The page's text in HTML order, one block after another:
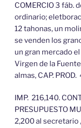
COMERCIO 3 fáb.
ordinario;
12 tahonas, un
se venden los
un gran mercado
Virgen de la
almas, CAP.
IMP. 216,140.
PRESUPUESTO
2,200 al secretario